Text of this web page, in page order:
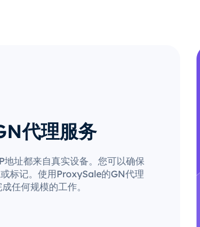
代理服务
址都来自真实设备。您可以确保
标记。使用ProxySale的GN代理
任何规模的工作。